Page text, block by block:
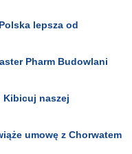
lepsza od
Pharm Budowlani
Kibicuj naszej
umowę z Chorwatem